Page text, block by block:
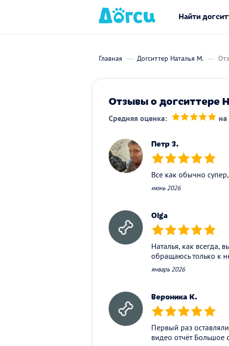
Найти
Главная Догситтер Наталья М.
Отзывы о догситтере
Средняя оценка:
Петр З.
(*) (*) (*) (*) (*)
Все как обычно
июнь 2026
Olga
(*) (*) (*) (*) (*)
Наталья, как всегда,
обращаюсь только к
январь 2026
Вероника К.
(*) (*) (*) (*) (*)
Первый раз
видео отчёт Большое